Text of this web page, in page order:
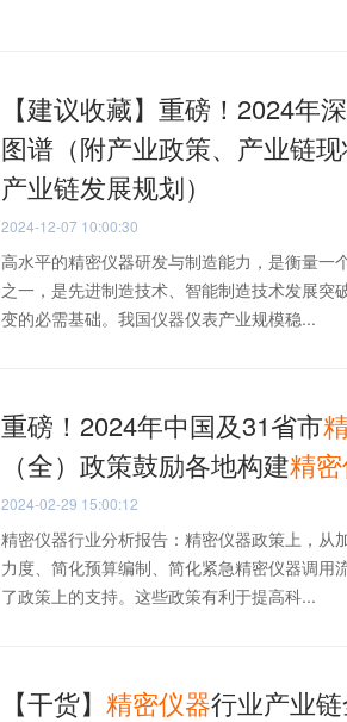
【建议收藏】重磅！2024年
图谱（附产业政策、产业链
产业链发展规划）
2024-12-07 10:00:30
高水平的精密仪器研发与制造能力，是衡量一
之一，是先进制造技术、智能制造技术发展
变的必需基础。我国仪器仪表产业规模稳...
重磅！2024年中国及31省市
（全）政策鼓励各地构建精
2024-02-29 15:00:12
精密仪器行业分析报告：精密仪器政策上，从
力度、简化预算编制、简化紧急精密仪器调
了政策上的支持。这些政策有利于提高科...
【干货】 精密仪器行业产业